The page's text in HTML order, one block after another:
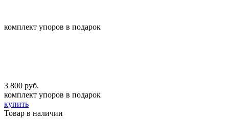
комплект упоров в подарок
3 800 руб.
комплект упоров в подарок
купить
Товар в наличии